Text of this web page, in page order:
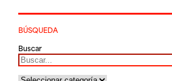
BÚSQUEDA
Buscar